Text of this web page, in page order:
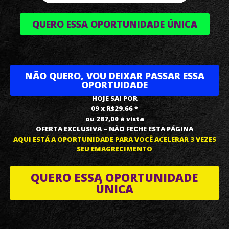
QUERO ESSA OPORTUNIDADE ÚNICA
NÃO QUERO, VOU DEIXAR PASSAR ESSA
OPORTUIDADE
HOJE SAI POR
09 x R$29.66 *
ou 287,00 à vista
OFERTA EXCLUSIVA – NÃO FECHE ESTA PÁGINA
AQUI ESTÁ A OPORTUNIDADE PARA VOCÊ ACELERAR 3 VEZES
SEU EMAGRECIMENTO
QUERO ESSA OPORTUNIDADE
ÚNICA